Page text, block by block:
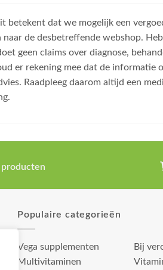
dat we mogelijk een
de desbetreffende webshop.
geen claims over diagnose,
er rekening mee dat de informatie
Raadpleeg daarom altijd een
producten
Populaire categorieën
Vega supplementen
Multivitaminen
Bij